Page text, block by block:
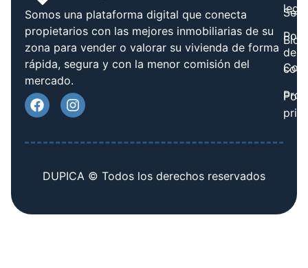
Somos una plataforma digital que conecta
propietarios con las mejores inmobiliarias de su
zona para vender o valorar su vivienda de forma
rápida, segura y con la menor comisión del
mercado.
Blog
legal
de
DUPICA © Todos los derechos reservados